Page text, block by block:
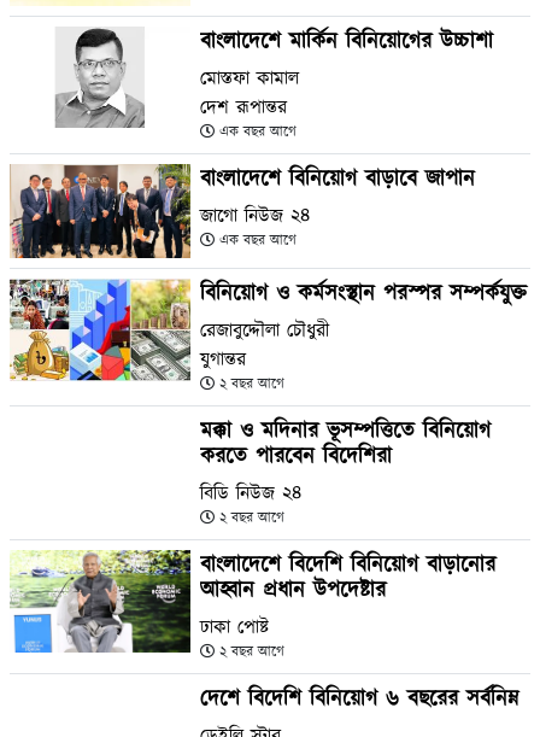
বাংলাদেশে মার্কিন বিনিয়োগের উচ্চাশা
মোস্তফা কামাল
দেশ রূপান্তর
এক বছর আগে
বাংলাদেশে বিনিয়োগ বাড়াবে জাপান
জাগো নিউজ ২৪
এক বছর আগে
বিনিয়োগ ও কর্মসংস্থান পরস্পর সম্পর্কযুক্ত
রেজাবুদ্দৌলা চৌধুরী
যুগান্তর
২ বছর আগে
মক্কা ও মদিনার ভূসম্পত্তিতে বিনিয়োগ
করতে পারবেন বিদেশিরা
বিডি নিউজ ২৪
২ বছর আগে
বাংলাদেশে বিদেশি বিনিয়োগ বাড়ানোর
আহ্বান প্রধান উপদেষ্টার
ঢাকা পোষ্ট
২ বছর আগে
দেশে বিদেশি বিনিয়োগ ৬ বছরের সর্বনিম্ন